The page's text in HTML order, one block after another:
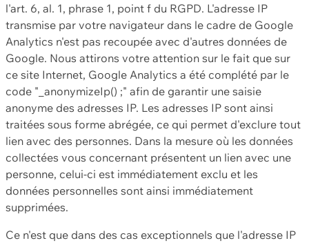
l'art. 6, al. 1, phrase 1, point f du RGPD. L'adresse IP
transmise par votre navigateur dans le cadre de Google
Analytics n'est pas recoupée avec d'autres données de
Google. Nous attirons votre attention sur le fait que sur
ce site Internet, Google Analytics a été complété par le
code "_anonymizeIp() ;" afin de garantir une saisie
anonyme des adresses IP. Les adresses IP sont ainsi
traitées sous forme abrégée, ce qui permet d'exclure tout
lien avec des personnes. Dans la mesure où les données
collectées vous concernant présentent un lien avec une
personne, celui-ci est immédiatement exclu et les
données personnelles sont ainsi immédiatement
supprimées.
Ce n'est que dans des cas exceptionnels que l'adresse IP